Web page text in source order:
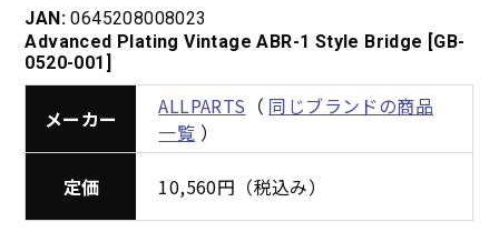
JAN: 0645208008023
Advanced Plating Vintage ABR-1 Style Bridge [GB-
0520-001]
メーカー ALLPARTS （ 同じブランドの商品
一覧 ）
定価 10,560円（税込み）